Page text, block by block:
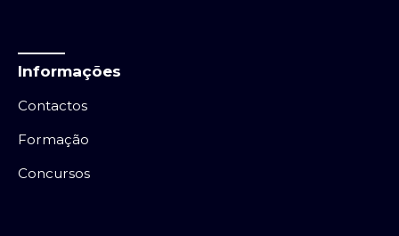
Informações
Contactos
Formação
Concursos